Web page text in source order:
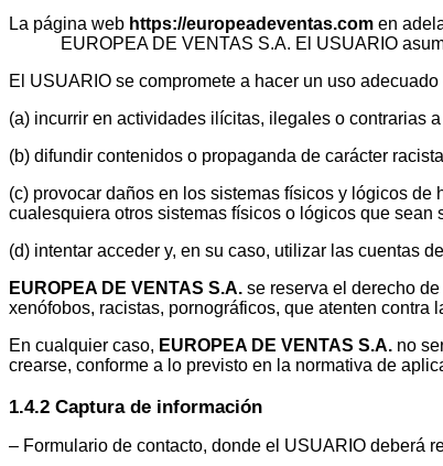
La página web https://europeadeventas.com en
EUROPEA DE VENTAS S.A. El USUARIO
El USUARIO se compromete a hacer un uso
(a) incurrir en actividades ilícitas, ilegales o contrarias
(b) difundir contenidos o propaganda de carácter
(c) provocar daños en los sistemas físicos y lógicos
cualesquiera otros sistemas físicos o lógicos que
(d) intentar acceder y, en su caso, utilizar las cuentas
EUROPEA DE VENTAS S.A. se reserva el derecho
xenófobos, racistas, pornográficos, que atenten
En cualquier caso, EUROPEA DE VENTAS S.A. no
crearse, conforme a lo previsto en la normativa de
1.4.2 Captura de información
– Formulario de contacto, donde el USUARIO deberá